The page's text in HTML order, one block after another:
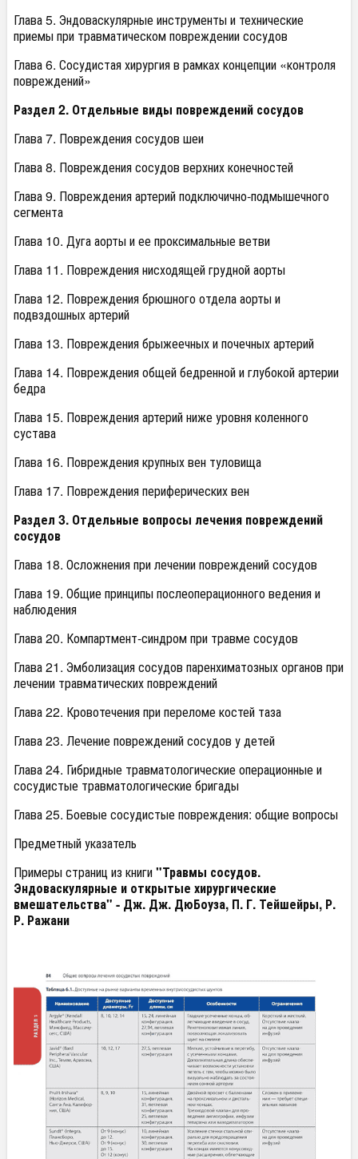
Глава 5. Эндоваскулярные инструменты и технические
приемы при травматическом повреждении сосудов
Глава 6. Сосудистая хирургия в рамках концепции «контроля
повреждений»
Раздел 2. Отдельные виды повреждений сосудов
Глава 7. Повреждения сосудов шеи
Глава 8. Повреждения сосудов верхних конечностей
Глава 9. Повреждения артерий подключично-подмышечного
сегмента
Глава 10. Дуга аорты и ее проксимальные ветви
Глава 11. Повреждения нисходящей грудной аорты
Глава 12. Повреждения брюшного отдела аорты и
подвздошных артерий
Глава 13. Повреждения брыжеечных и почечных артерий
Глава 14. Повреждения общей бедренной и глубокой артерии
бедра
Глава 15. Повреждения артерий ниже уровня коленного
сустава
Глава 16. Повреждения крупных вен туловища
Глава 17. Повреждения периферических вен
Раздел 3. Отдельные вопросы лечения повреждений
сосудов
Глава 18. Осложнения при лечении повреждений сосудов
Глава 19. Общие принципы послеоперационного ведения и
наблюдения
Глава 20. Компартмент-синдром при травме сосудов
Глава 21. Эмболизация сосудов паренхиматозных органов при
лечении травматических повреждений
Глава 22. Кровотечения при переломе костей таза
Глава 23. Лечение повреждений сосудов у детей
Глава 24. Гибридные травматологические операционные и
сосудистые травматологические бригады
Глава 25. Боевые сосудистые повреждения: общие вопросы
Предметный указатель
Примеры страниц из книги"Травмы сосудов.
Эндоваскулярные и открытые хирургические
вмешательства" - Дж. Дж. ДюБоуза, П. Г. Тейшейры, Р.
Р. Ражани